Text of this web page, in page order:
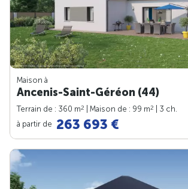
Maison à
Ancenis-Saint-Géréon (44)
Terrain de : 360 m2 | Maison de : 99 m2
| 3 ch.
à partir de 263 693 €